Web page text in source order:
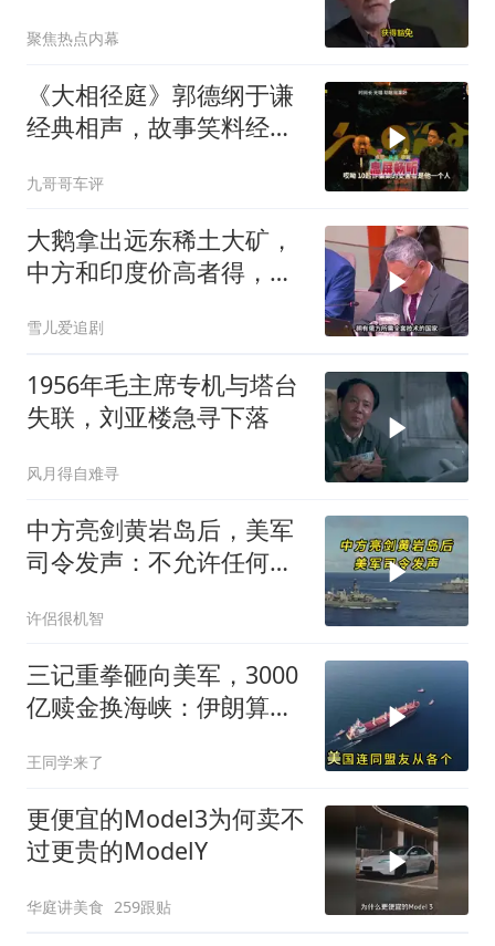
聚焦热点内幕
《大相径庭》郭德纲于谦
经典相声，故事笑料经典
九哥哥车评
大鹅拿出远东稀土大矿，
中方和印度价高者得，背
雪儿爱追剧
1956年毛主席专机与塔台
失联，刘亚楼急寻下落
风月得自难寻
中方亮剑黄岩岛后，美军
司令发声：不允许任何国
许侶很机智
三记重拳砸向美军，3000
亿赎金换海峡：伊朗算准
王同学来了
更便宜的Model3为何卖不
过更贵的ModelY
华庭讲美食 259跟贴